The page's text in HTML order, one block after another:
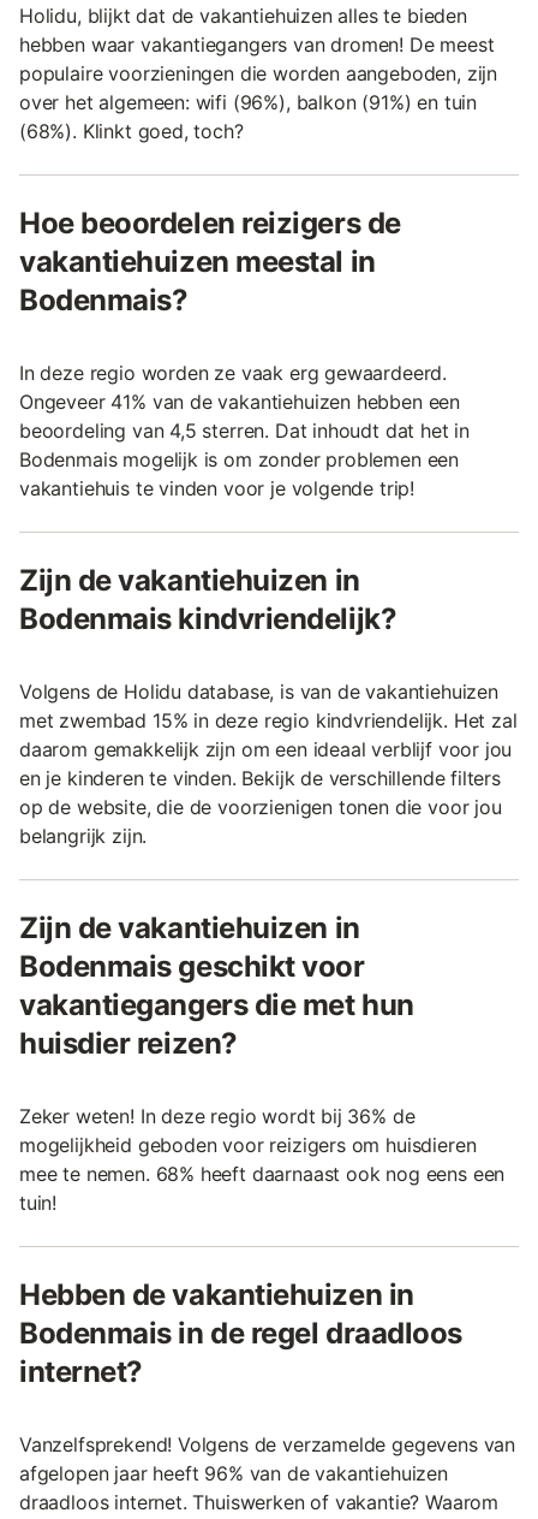
Holidu, blijkt dat de vakantiehuizen alles te bieden
hebben waar vakantiegangers van dromen! De meest
populaire voorzieningen die worden aangeboden, zijn
over het algemeen: wifi (96%), balkon (91%) en tuin
(68%). Klinkt goed, toch?
Hoe beoordelen reizigers de
vakantiehuizen meestal in
Bodenmais?
In deze regio worden ze vaak erg gewaardeerd.
Ongeveer 41% van de vakantiehuizen hebben een
beoordeling van 4,5 sterren. Dat inhoudt dat het in
Bodenmais mogelijk is om zonder problemen een
vakantiehuis te vinden voor je volgende trip!
Zijn de vakantiehuizen in
Bodenmais kindvriendelijk?
Volgens de Holidu database, is van de vakantiehuizen
met zwembad 15% in deze regio kindvriendelijk. Het zal
daarom gemakkelijk zijn om een ideaal verblijf voor jou
en je kinderen te vinden. Bekijk de verschillende filters
op de website, die de voorzienigen tonen die voor jou
belangrijk zijn.
Zijn de vakantiehuizen in
Bodenmais geschikt voor
vakantiegangers die met hun
huisdier reizen?
Zeker weten! In deze regio wordt bij 36% de
mogelijkheid geboden voor reizigers om huisdieren
mee te nemen. 68% heeft daarnaast ook nog eens een
tuin!
Hebben de vakantiehuizen in
Bodenmais in de regel draadloos
internet?
Vanzelfsprekend! Volgens de verzamelde gegevens van
afgelopen jaar heeft 96% van de vakantiehuizen
draadloos internet. Thuiswerken of vakantie? Waarom